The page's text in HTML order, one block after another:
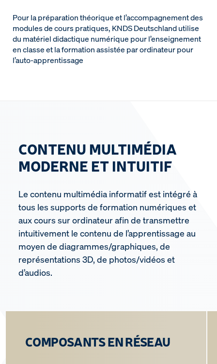
Pour la préparation théorique et l’accompagnement des
modules de cours pratiques, KNDS Deutschland utilise
du matériel didactique numérique pour l’enseignement
en classe et la formation assistée par ordinateur pour
l’auto-apprentissage
CONTENU MULTIMÉDIA
MODERNE ET INTUITIF
Le contenu multimédia informatif est intégré à
tous les supports de formation numériques et
aux cours sur ordinateur afin de transmettre
intuitivement le contenu de l’apprentissage au
moyen de diagrammes/graphiques, de
représentations 3D, de photos/vidéos et
d’audios.
COMPOSANTS EN RÉSEAU